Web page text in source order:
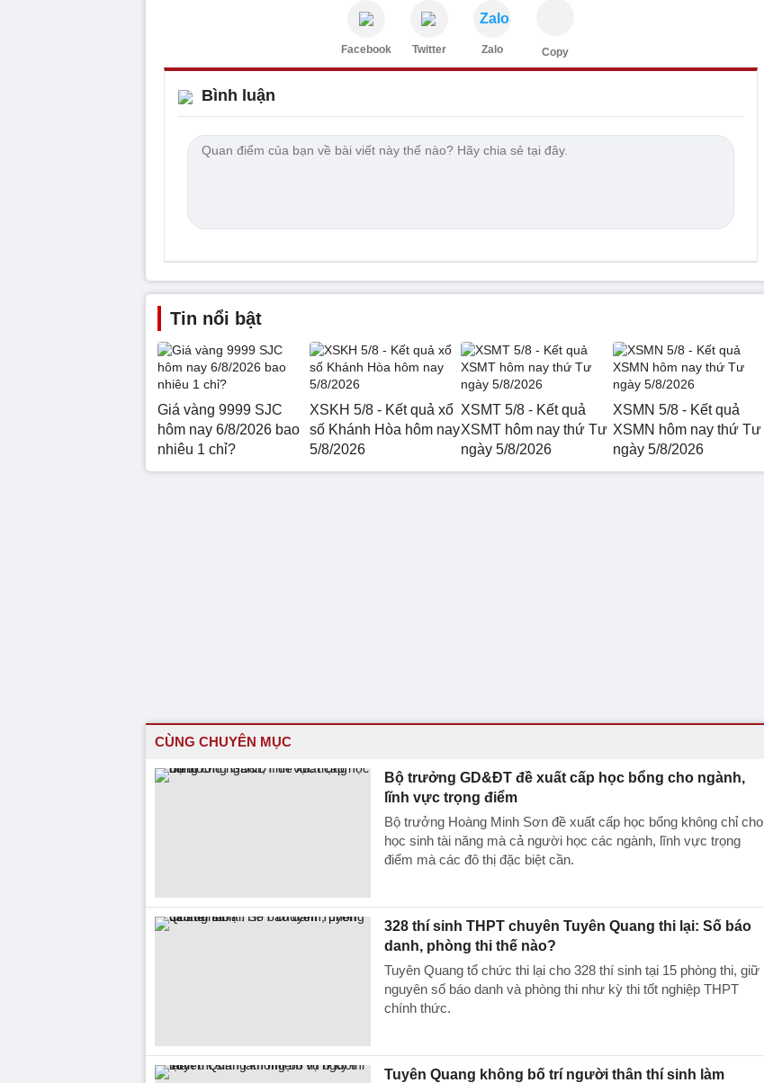
Facebook Twitter
Zalo
Zalo Copy
Bình luận
Tin nổi bật
Giá vàng 9999 SJC
hôm nay 6/8/2026 bao
nhiêu 1 chỉ?
XSKH 5/8 - Kết quả xổ
số Khánh Hòa hôm nay
5/8/2026
XSMT 5/8 - Kết quả
XSMT hôm nay thứ Tư
ngày 5/8/2026
XSMN 5/8 - Kết quả
XSMN hôm nay thứ Tư
ngày 5/8/2026
CÙNG CHUYÊN MỤC
Bộ trưởng GD&ĐT đề xuất cấp học bổng cho ngành,
lĩnh vực trọng điểm
Bộ trưởng Hoàng Minh Sơn đề xuất cấp học bổng không chỉ cho
học sinh tài năng mà cả người học các ngành, lĩnh vực trọng
điểm mà các đô thị đặc biệt cần.
328 thí sinh THPT chuyên Tuyên Quang thi lại: Số báo
danh, phòng thi thế nào?
Tuyên Quang tổ chức thi lại cho 328 thí sinh tại 15 phòng thi, giữ
nguyên số báo danh và phòng thi như kỳ thi tốt nghiệp THPT
chính thức.
Tuyên Quang không bố trí người thân thí sinh làm